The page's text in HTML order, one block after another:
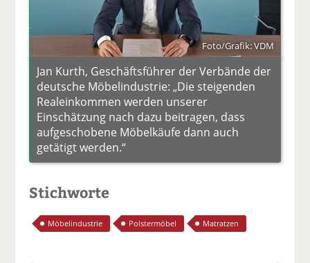
Foto/Grafik: VDM
Jan Kurth, Geschäftsführer der Verbände der
deutsche Möbelindustrie: „Die steigenden
Realeinkommen werden unserer
Einschätzung nach dazu beitragen, dass
aufgeschobene Möbelkäufe dann auch
getätigt werden.“
Stichworte
Möbelindustrie Polstermöbel Matratzen